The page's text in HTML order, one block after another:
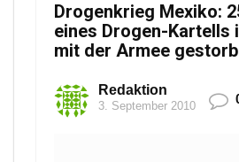
Drogenkrieg Mexiko:
eines Drogen-Kartells
mit der Armee
Redaktion
3. September 2010